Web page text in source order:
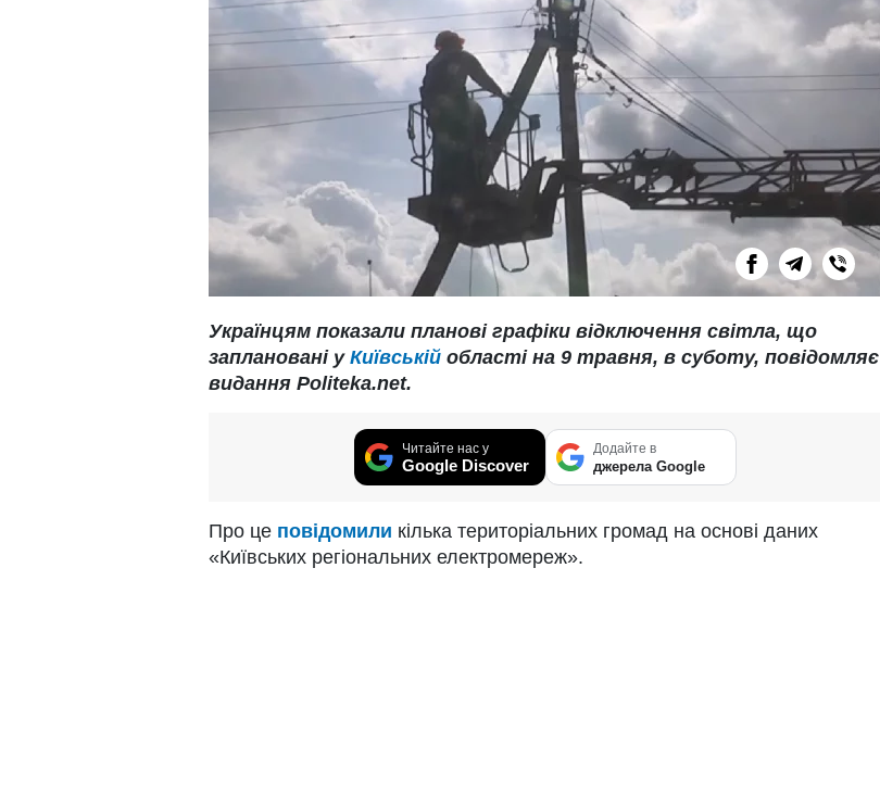
Українцям показали планові графіки відключення світла, що
заплановані у Київській області на 9 травня, в суботу, повідомляє
видання Politeka.net.
Читайте нас у
Google Discover
Додайте в
джерела Google
Про це повідомили кілька територіальних громад на основі даних
«Київських регіональних електромереж».